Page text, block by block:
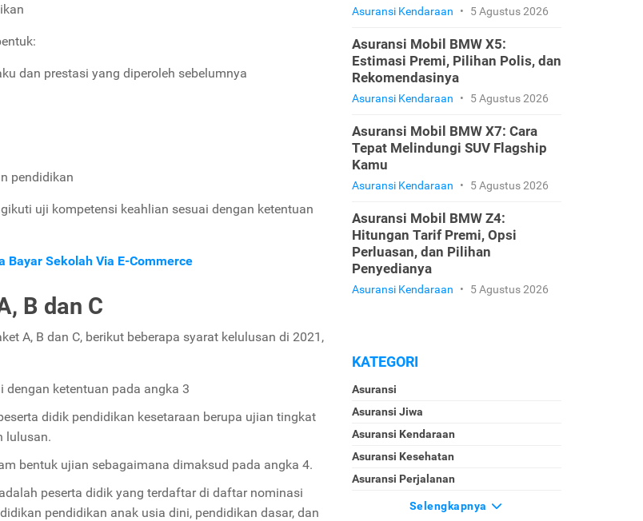
dan prestasi yang diperoleh sebelumnya
pendidikan
uji kompetensi keahlian sesuai dengan ketentuan
Bayar Sekolah Via E-Commerce
B dan C
A, B dan C, berikut beberapa syarat kelulusan di 2021,
dengan ketentuan pada angka 3
didik pendidikan kesetaraan berupa ujian tingkat
lulusan.
bentuk ujian sebagaimana dimaksud pada angka 4.
peserta didik yang terdaftar di daftar nominasi
pendidikan anak usia dini, pendidikan dasar, dan
Asuransi Kendaraan • 5 Agustus 2026
Asuransi Mobil BMW X5:
Estimasi Premi, Pilihan Polis, dan
Rekomendasinya
Asuransi Kendaraan • 5 Agustus 2026
Asuransi Mobil BMW X7: Cara
Tepat Melindungi SUV Flagship
Kamu
Asuransi Kendaraan • 5 Agustus 2026
Asuransi Mobil BMW Z4:
Hitungan Tarif Premi, Opsi
Perluasan, dan Pilihan
Penyedianya
Asuransi Kendaraan • 5 Agustus 2026
KATEGORI
Asuransi
Asuransi Jiwa
Asuransi Kendaraan
Asuransi Kesehatan
Asuransi Perjalanan
Selengkapnya